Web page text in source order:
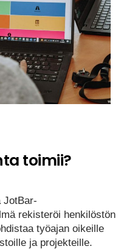
toimii?
JotBar-
rekisteröi henkilöstön
työajan oikeille
ja projekteille.